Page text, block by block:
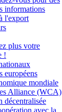
informations
l'export
plus votre
!
européens
mondiale
Alliance (WCA)
décentralisée
avec la